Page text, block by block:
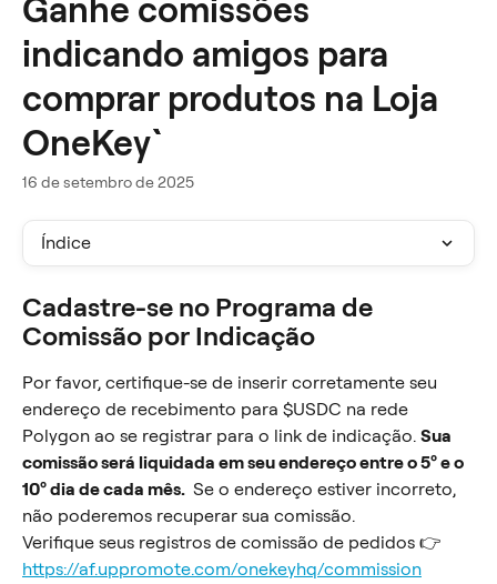
Ganhe comissões
indicando amigos para
comprar produtos na Loja
OneKey ```
16 de setembro de 2025
Índice
Cadastre-se no Programa de
Comissão por Indicação
Por favor, certifique-se de inserir corretamente seu
endereço de recebimento para $USDC na rede
Polygon ao se registrar para o link de indicação. Sua
comissão será liquidada em seu endereço entre o 5º e o
10º dia de cada mês. Se o endereço estiver incorreto,
não poderemos recuperar sua comissão.
Verifique seus registros de comissão de pedidos 👉
https://af.uppromote.com/onekeyhq/commission